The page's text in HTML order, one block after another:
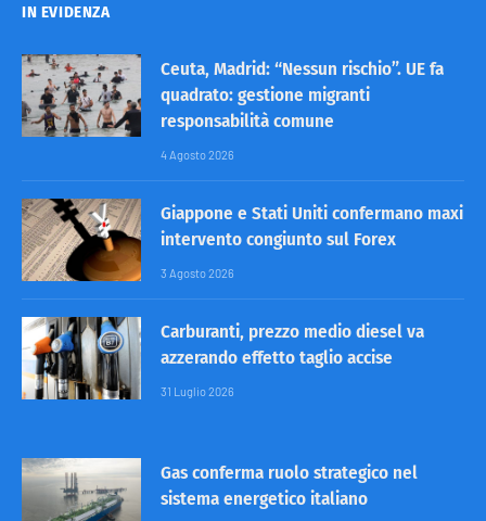
IN EVIDENZA
Ceuta, Madrid: “Nessun rischio”. UE fa
quadrato: gestione migranti
responsabilità comune
4 Agosto 2026
Giappone e Stati Uniti confermano maxi
intervento congiunto sul Forex
3 Agosto 2026
Carburanti, prezzo medio diesel va
azzerando effetto taglio accise
31 Luglio 2026
Gas conferma ruolo strategico nel
sistema energetico italiano